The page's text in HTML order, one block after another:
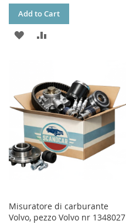
Add to Cart
ADD
LIST
Misuratore di carburante
Volvo, pezzo Volvo nr 1348027